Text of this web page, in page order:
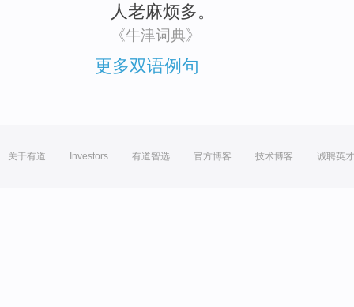
人老麻烦多。
《牛津词典》
更多双语例句
关于有道 Investors 有道智选 官方博客 技术博客 诚聘英才